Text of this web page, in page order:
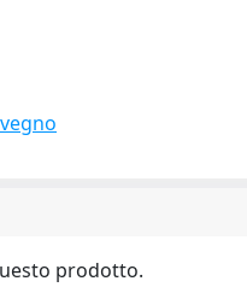
prodotto.